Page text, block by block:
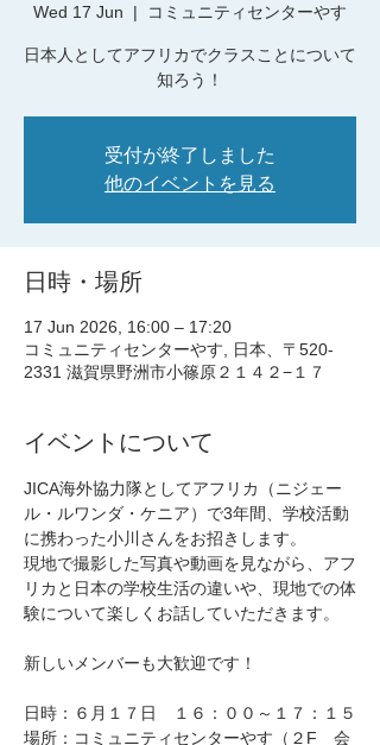
Wed 17 Jun
  |
コミュニティセンターやす
日本人としてアフリカでクラスことについて
知ろう！
受付が終了しました
他のイベントを見る
日時・場所
17 Jun 2026, 16:00 – 17:20
コミュニティセンターやす, 日本、〒520-
2331 滋賀県野洲市小篠原２１４２−１７
イベントについて
JICA海外協力隊としてアフリカ（ニジェー
ル・ルワンダ・ケニア）で3年間、学校活動
に携わった小川さんをお招きします。
現地で撮影した写真や動画を見ながら、アフ
リカと日本の学校生活の違いや、現地での体
験について楽しくお話していただきます。
新しいメンバーも大歓迎です！
日時：６月１７日　１６：００～１７：１５
場所：コミュニティセンターやす（２F　会